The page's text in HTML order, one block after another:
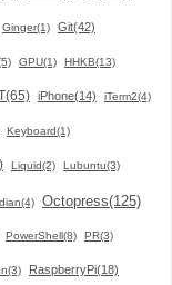
Ginger(1) Git(42)
GPU(1) HHKB(13)
iPhone(14) iTerm2(4)
Keyboard(1)
Liquid(2) Lubuntu(3)
Octopress(125)
PowerShell(8) PR(3)
RaspberryPi(18)